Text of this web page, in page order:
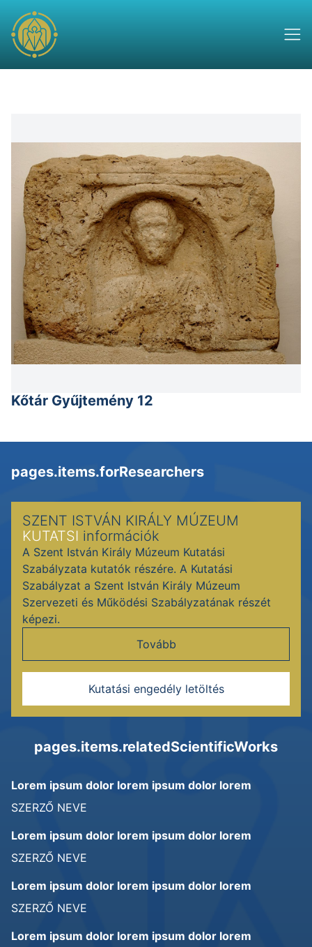
Kőtár Gyűjtemény 12
pages.items.forResearchers
SZENT ISTVÁN KIRÁLY MÚZEUM
KUTATSI információk
A Szent István Király Múzeum Kutatási
Szabályzata kutatók részére. A Kutatási
Szabályzat a Szent István Király Múzeum
Szervezeti és Működési Szabályzatának részét
képezi.
Tovább
Kutatási engedély letöltés
pages.items.relatedScientificWorks
Lorem ipsum dolor lorem ipsum dolor lorem
SZERZŐ NEVE
Lorem ipsum dolor lorem ipsum dolor lorem
SZERZŐ NEVE
Lorem ipsum dolor lorem ipsum dolor lorem
SZERZŐ NEVE
Lorem ipsum dolor lorem ipsum dolor lorem